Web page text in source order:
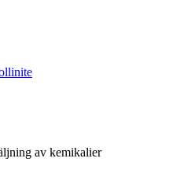
av kemikalier